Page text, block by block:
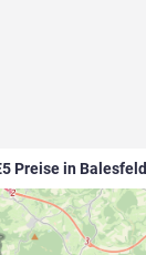
Preise in Balesfeld